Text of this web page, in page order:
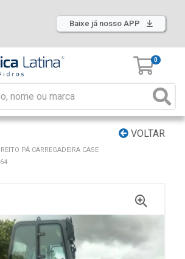
Baixe já nosso APP
0
VOLTAR
PÁ CARREGADEIRA CASE